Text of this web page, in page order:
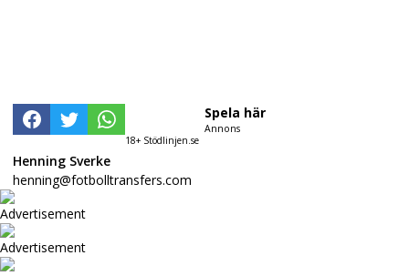
18+ Stödlinjen.se
Spela här
Annons
Henning Sverke
henning@fotbolltransfers.com